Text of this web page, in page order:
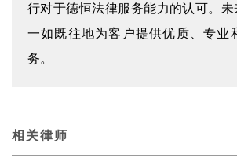
行对于德恒法律服务能力的认可。
一如既往地为客户提供优质、专业
务。
相关律师